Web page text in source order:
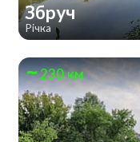
Збруч
Річка
230 км